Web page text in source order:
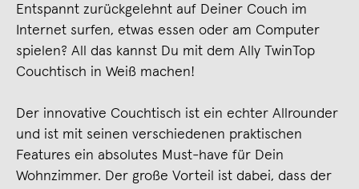
Entspannt zurückgelehnt auf Deiner Couch im
Internet surfen, etwas essen oder am Computer
spielen? All das kannst Du mit dem Ally TwinTop
Couchtisch in Weiß machen!
Der innovative Couchtisch ist ein echter Allrounder
und ist mit seinen verschiedenen praktischen
Features ein absolutes Must-have für Dein
Wohnzimmer. Der große Vorteil ist dabei, dass der